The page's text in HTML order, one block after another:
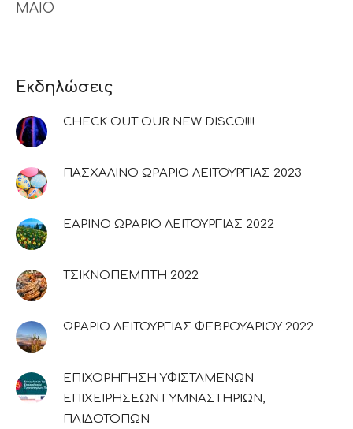
ΜΑΪΟ
Εκδηλώσεις
CHECK OUT OUR NEW DISCO!!!!
ΠΑΣΧΑΛΙΝΟ ΩΡΑΡΙΟ ΛΕΙΤΟΥΡΓΙΑΣ 2023
ΕΑΡΙΝΟ ΩΡΑΡΙΟ ΛΕΙΤΟΥΡΓΙΑΣ 2022
ΤΣΙΚΝΟΠΕΜΠΤΗ 2022
ΩΡΑΡΙΟ ΛΕΙΤΟΥΡΓΙΑΣ ΦΕΒΡΟΥΑΡΙΟΥ 2022
ΕΠΙΧΟΡΗΓΗΣΗ ΥΦΙΣΤΑΜΕΝΩΝ
ΕΠΙΧΕΙΡΗΣΕΩΝ ΓΥΜΝΑΣΤΗΡΙΩΝ,
ΠΑΙΔΟΤΟΠΩΝ